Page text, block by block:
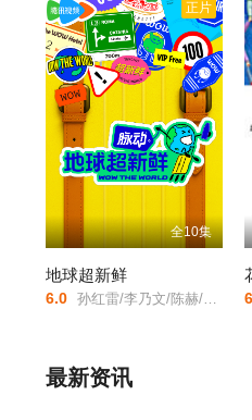
20260201（四）
20260203普拉斯
20260208（一）
20260208（二）
20260210普拉斯
20260215（三）
正片
全10集
地球超新鲜
6.0 孙红雷/李乃文/陈赫/刘宇宁/龚俊/陈星旭/王玉雯/欧阳娣娣/
最新资讯